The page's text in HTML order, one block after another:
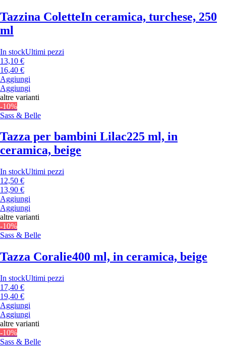
Tazzina ColetteIn ceramica, turchese, 250
ml
In stockUltimi pezzi
13,10 €
16,40 €
Aggiungi
Aggiungi
altre varianti
-10%
Sass & Belle
Tazza per bambini Lilac225 ml, in
ceramica, beige
In stockUltimi pezzi
12,50 €
13,90 €
Aggiungi
Aggiungi
altre varianti
-10%
Sass & Belle
Tazza Coralie400 ml, in ceramica, beige
In stockUltimi pezzi
17,40 €
19,40 €
Aggiungi
Aggiungi
altre varianti
-10%
Sass & Belle